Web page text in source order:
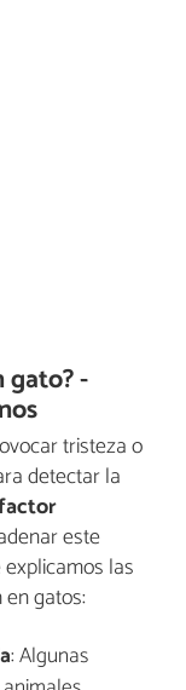
gato? -
tristeza o
detectar la
este
las
gatos:
: Algunas